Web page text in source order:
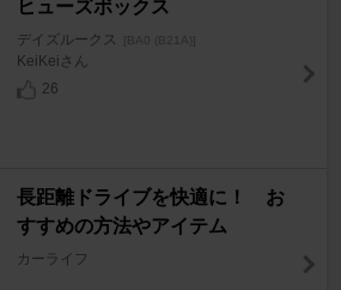
ヒューズボックス
デイズルークス [BA0 (B21A)]
KeiKeiさん
26
長距離ドライブを快適に！ お
すすめの方法やアイテム
カーライフ